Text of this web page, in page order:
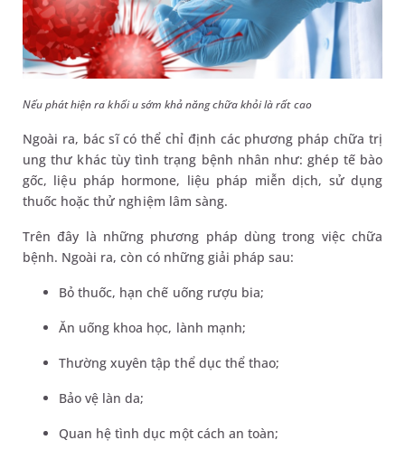
Nếu phát hiện ra khối u sớm khả năng chữa khỏi là rất cao
Ngoài ra, bác sĩ có thể chỉ định các phương pháp chữa trị
ung thư khác tùy tình trạng bệnh nhân như: ghép tế bào
gốc, liệu pháp hormone, liệu pháp miễn dịch, sử dụng
thuốc hoặc thử nghiệm lâm sàng.
Trên đây là những phương pháp dùng trong việc chữa
bệnh. Ngoài ra, còn có những giải pháp sau:
Bỏ thuốc, hạn chế uống rượu bia;
Ăn uống khoa học, lành mạnh;
Thường xuyên tập thể dục thể thao;
Bảo vệ làn da;
Quan hệ tình dục một cách an toàn;